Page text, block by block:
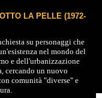
LA PELLE (1972-
su personaggi che
nel mondo del
e dell'urbanizzazione
cercando un nuovo
comunità "diverse" e